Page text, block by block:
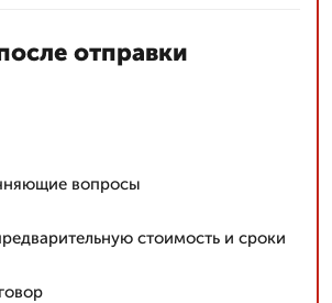
отправки
вопросы
стоимость и сроки